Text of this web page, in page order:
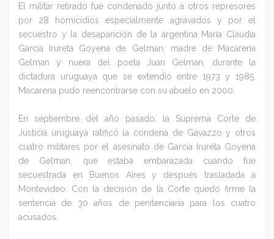
El militar retirado fue condenado junto a otros represores
por 28 homicidios especialmente agravados y por el
secuestro y la desaparición de la argentina María Claudia
García Irureta Goyena de Gelman, madre de Macarena
Gelman y nuera del poeta Juan Gelman, durante la
dictadura uruguaya que se extendió entre 1973 y 1985.
Macarena pudo reencontrarse con su abuelo en 2000.
En septiembre del año pasado, la Suprema Corte de
Justicia uruguaya ratificó la condena de Gavazzo y otros
cuatro militares por el asesinato de García Irureta Goyena
de Gelman, que estaba embarazada cuando fue
secuestrada en Buenos Aires y después trasladada a
Montevideo. Con la decisión de la Corte quedó firme la
sentencia de 30 años de penitenciaría para los cuatro
acusados.